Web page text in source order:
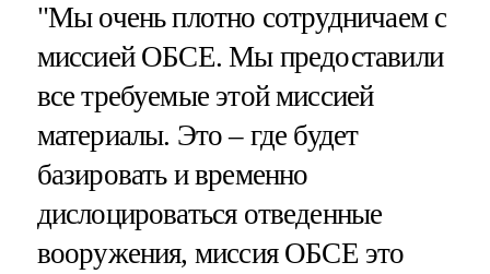
"Мы очень плотно сотрудничаем с
миссией ОБСЕ. Мы предоставили
все требуемые этой миссией
материалы. Это – где будет
базировать и временно
дислоцироваться отведенные
вооружения, миссия ОБСЕ это